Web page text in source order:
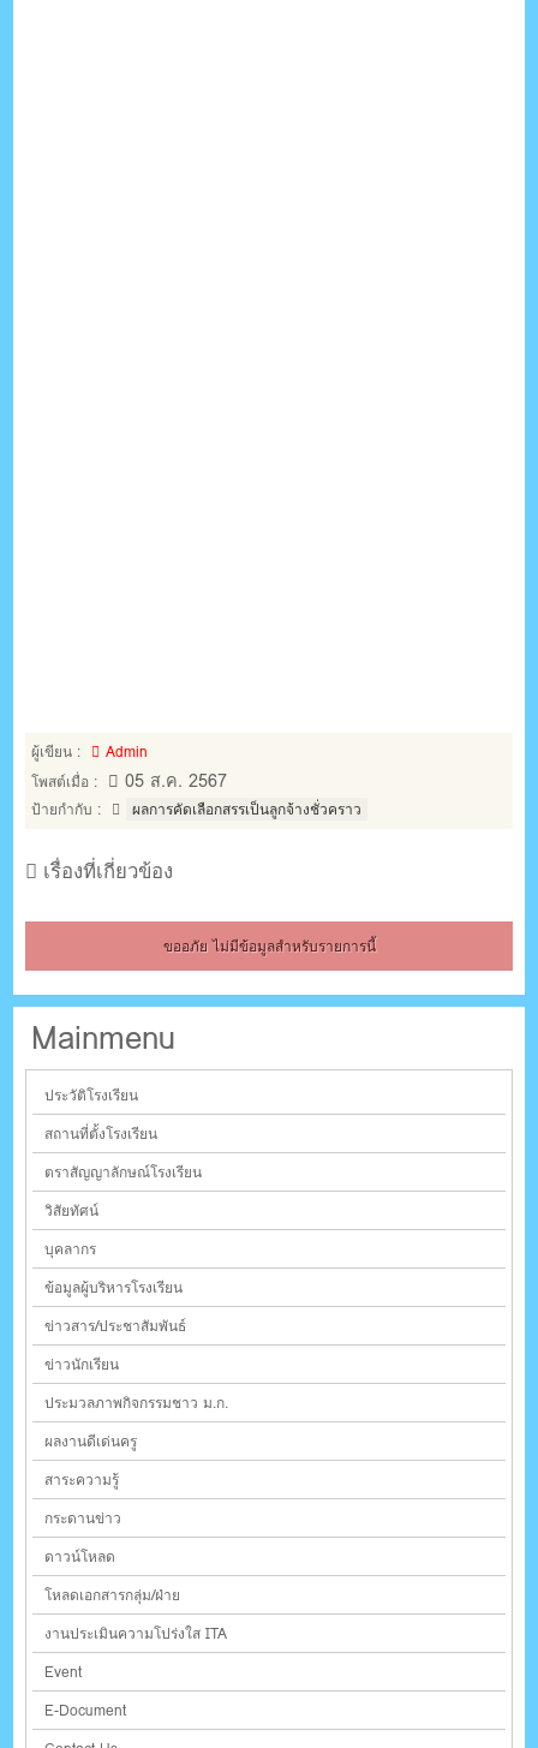
ผู้เขียน :
Admin
โพสต์เมื่อ :
05 ส.ค. 2567
ป้ายกำกับ : ผลการคัดเลือกสรรเป็นลูกจ้างชั่วคราว
เรื่องที่เกี่ยวข้อง
ขออภัย ไม่มีข้อมูลสำหรับรายการนี้
Mainmenu
ประวัติโรงเรียน
สถานที่ตั้งโรงเรียน
ตราสัญญาลักษณ์โรงเรียน
วิสัยทัศน์
บุคลากร
ข้อมูลผู้บริหารโรงเรียน
ข่าวสาร/ประชาสัมพันธ์
ข่าวนักเรียน
ประมวลภาพกิจกรรมชาว ม.ก.
ผลงานดีเด่นครู
สาระความรู้
กระดานข่าว
ดาวน์โหลด
โหลดเอกสารกลุ่ม/ฝ่าย
งานประเมินความโปร่งใส ITA
Event
E-Document